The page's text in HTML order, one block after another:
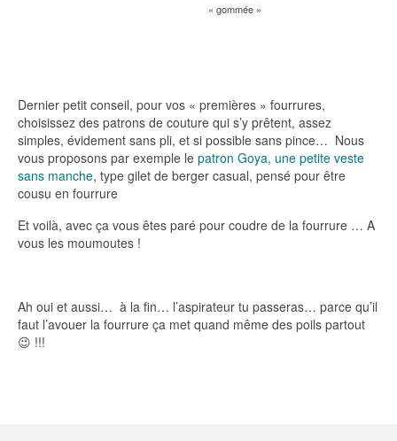
« gommée »
Dernier petit conseil, pour vos « premières » fourrures,
choisissez des patrons de couture qui s’y prêtent, assez
simples, évidement sans pli, et si possible sans pince… Nous
vous proposons par exemple le patron Goya, une petite veste
sans manche, type gilet de berger casual, pensé pour être
cousu en fourrure
Et voilà, avec ça vous êtes paré pour coudre de la fourrure … A
vous les moumoutes !
Ah oui et aussi… à la fin… l’aspirateur tu passeras… parce qu’il
faut l’avouer la fourrure ça met quand même des poils partout
😉 !!!